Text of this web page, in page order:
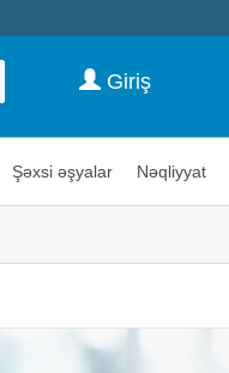
Giriş
Şəxsi əşyalar Nəqliyyat